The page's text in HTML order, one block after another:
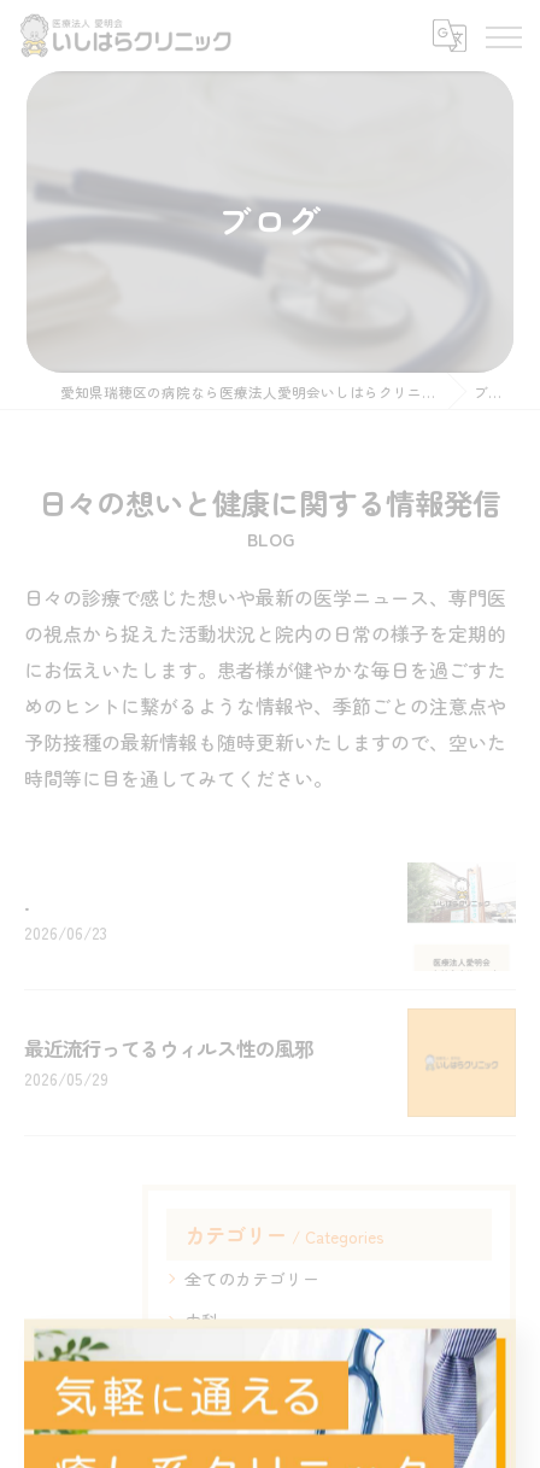
ブログ
愛知県瑞穂区の病院なら医療法人愛明会いしはらクリニック ブログ
日々の想いと健康に関する情報発信
BLOG
日々の診療で感じた想いや最新の医学ニュース、専門医
の視点から捉えた活動状況と院内の日常の様子を定期的
にお伝えいたします。患者様が健やかな毎日を過ごすた
めのヒントに繋がるような情報や、季節ごとの注意点や
予防接種の最新情報も随時更新いたしますので、空いた
時間等に目を通してみてください。
.
2026/06/23
最近流行ってるウィルス性の風邪
2026/05/29
カテゴリー
Categories
全てのカテゴリー
内科
消化器内科
肛門科
内視鏡